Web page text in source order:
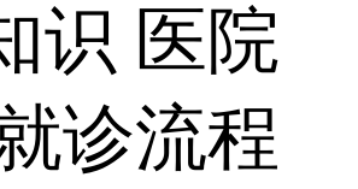
识 医院
诊流程